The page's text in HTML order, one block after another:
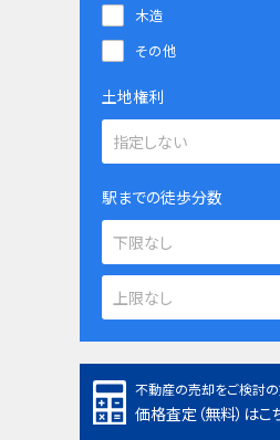
木造
その他
土地権利
駅までの徒歩分数
不動産の売却をご検討
価格査定（無料）はこ